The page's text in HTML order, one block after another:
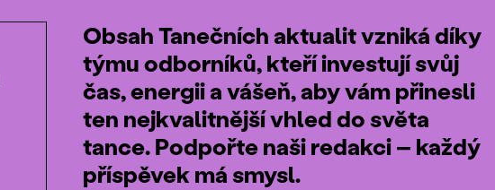
Obsah Tanečních aktualit vzniká díky
týmu odborníků, kteří investují svůj
čas, energii a vášeň, aby vám přinesli
ten nejkvalitnější vhled do světa
tance. Podpořte naši redakci – každý
příspěvek má smysl.